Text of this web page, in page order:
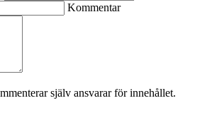
Kommentar
själv ansvarar för innehållet.